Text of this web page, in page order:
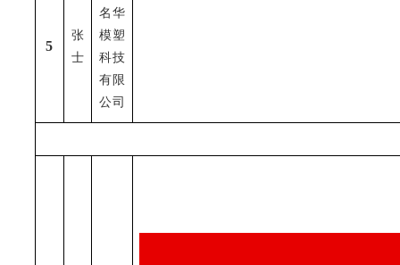
5
张
士
名华
模塑
科技
有限
公司